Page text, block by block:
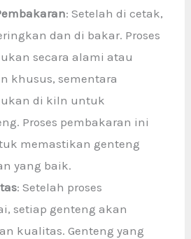
: Setelah di cetak,
dan di bakar. Proses
secara alami atau
khusus, sementara
di kiln untuk
Proses pembakaran ini
memastikan genteng
yang baik.
: Setelah proses
setiap genteng akan
kualitas. Genteng yang